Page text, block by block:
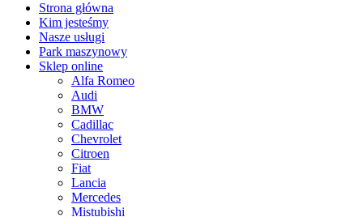
Strona główna
Kim jesteśmy
Nasze usługi
Park maszynowy
Sklep online
Alfa Romeo
Audi
BMW
Cadillac
Chevrolet
Citroen
Fiat
Lancia
Mercedes
Mistubishi